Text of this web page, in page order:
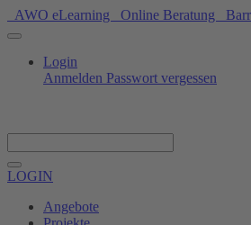
AWO eLearning Online Beratung
Login
Anmelden Passwort vergessen
LOGIN
Angebote